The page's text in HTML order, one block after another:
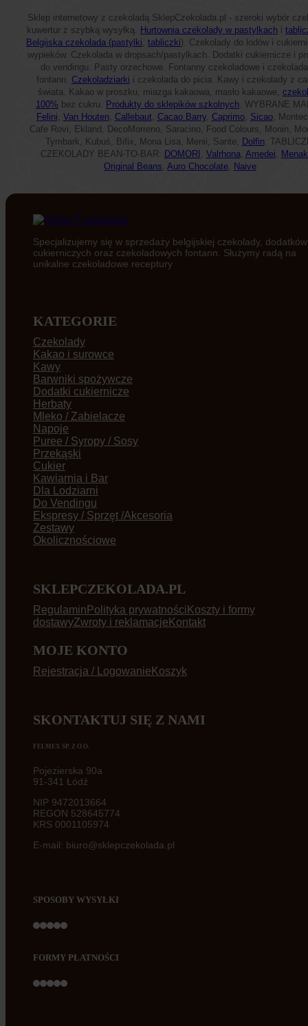
Sklep internetowy z czekoladą SklepCzekolada.pl - szeroki wybór
kuwertur z szybką wysyłką. Hurtownia czekolady w pastylkach i
Belgijska czekolada (pastylki, tabliczki). Czekolady do lodów i
wypieków. Czekolada w dropsach/pastylkach. Dodatki cukiernicze i
do vendingu. Pasty orzechowe. Fontanny czekoladowe i
fontann. Czekoladziarki i czekolada do picia. Kawy i czekolady z
świata. Kakao w proszku, miazga kakaowa, masło kakaowe,
100% bez cukru. Produkty do sklepików szkolnych. WYBRANE
Felini, Van Houten, Callebaut, Cacao Barry, Caprimo, Sicao,
Cafe Rovi, Ekland, DecoMorreno, Saracino, Food Colours, Monin,
Tymbark, Kubuś, Bifix, Mona Lisa, Menii, Sante, Dolfin.
CZEKOLADY BEAN-TO-BAR: DOMORI , Valrhona, Amedei,
Original Beans, Auro Chocolate, Naive
Specjalizujemy się w sprzedaży belgijskiej czekolady, dodatków
cukierniczych oraz czekoladowych fontann. Służymy radą na
unikalne czekoladowe receptury
KATEGORIE
Czekolady
Kakao i surowce
Kawy
Barwniki spożywcze
Dodatki cukiernicze
Herbaty
Mleko / Zabielacze
Napoje
Puree / Syropy / Sosy
Przekąski
Cukier
Kawiarnia i Bar
Dla Lodziarni
Do Vendingu
Ekspresy / Sprzęt /Akcesoria
Zestawy
Okolicznościowe
SKLEPCZEKOLADA.PL
Regulamin Polityka prywatności Koszty i formy
dostawyZwroty i reklamacje Kontakt
MOJE KONTO
Rejestracja / Logowanie Koszyk
SKONTAKTUJ SIĘ Z NAMI
FELMEX SP. Z O.O.
Pojezierska 90a
91-341 Łódź
NIP 9472013664
REGON 528645774
KRS 0001105974
E-mail: biuro@sklepczekolada.pl
SPOSOBY WYSYŁKI
FORMY PŁATNOŚCI